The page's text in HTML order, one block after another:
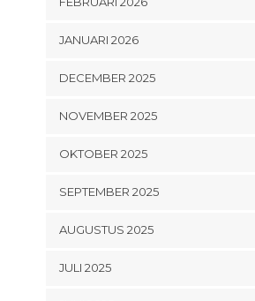
JANUARI 2026
DECEMBER 2025
NOVEMBER 2025
OKTOBER 2025
SEPTEMBER 2025
AUGUSTUS 2025
JULI 2025